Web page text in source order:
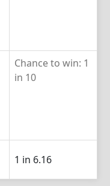
Chance to win: 1
in 10
1 in 6.16